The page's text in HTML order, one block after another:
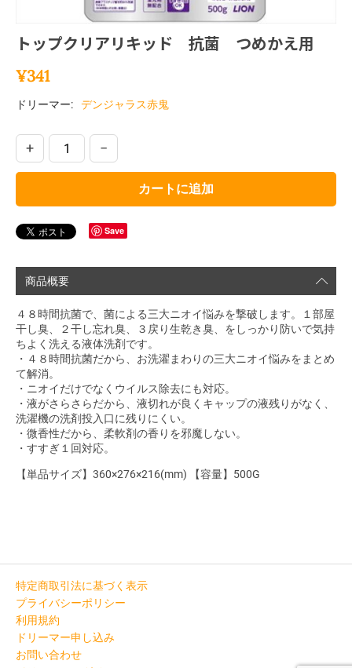
トップクリアリキッド 抗菌 つめかえ用
¥341
ドリーマー: デンジャラス赤鬼
+ −
カートに追加
Save
商品概要
４８時間抗菌で、菌による三大ニオイ悩みを撃破します。１部屋
干し臭、２干し忘れ臭、３戻り生乾き臭、をしっかり防いで気持
ちよく洗える液体洗剤です。
・４８時間抗菌だから、お洗濯まわりの三大ニオイ悩みをまとめ
て解消。
・ニオイだけでなくウイルス除去にも対応。
・液がさらさらだから、液切れが良くキャップの液残りがなく、
洗濯機の洗剤投入口に残りにくい。
・微香性だから、柔軟剤の香りを邪魔しない。
・すすぎ１回対応。
【単品サイズ】360×276×216(mm) 【容量】500G
特定商取引法に基づく表示
プライバシーポリシー
利用規約
ドリーマー申し込み
お問い合わせ